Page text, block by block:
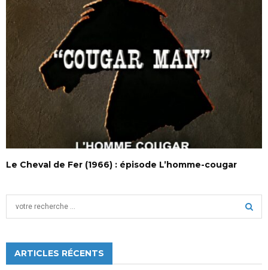
Le Cheval de Fer (1966) : épisode L’homme-cougar
h
ARTICLES RÉCENTS